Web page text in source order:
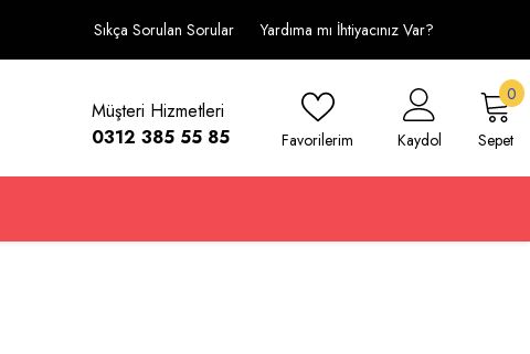
Sıkça Sorulan Sorular Yardıma mı İhtiyacınız Var?
Müşteri Hizmetleri
0312 385 55 85
Favorilerim Kaydol Sepet
00